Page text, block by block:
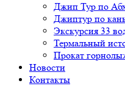
Джип Тур по
Джиптур по
Экскурсия 33
Термальный
Прокат
Новости
Контакты